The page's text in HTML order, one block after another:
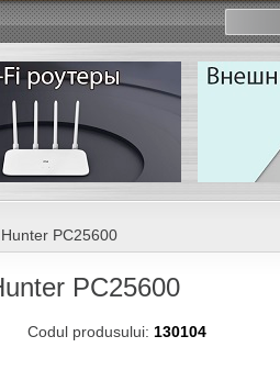
PC25600
PC25600
Codul produsului: 130104